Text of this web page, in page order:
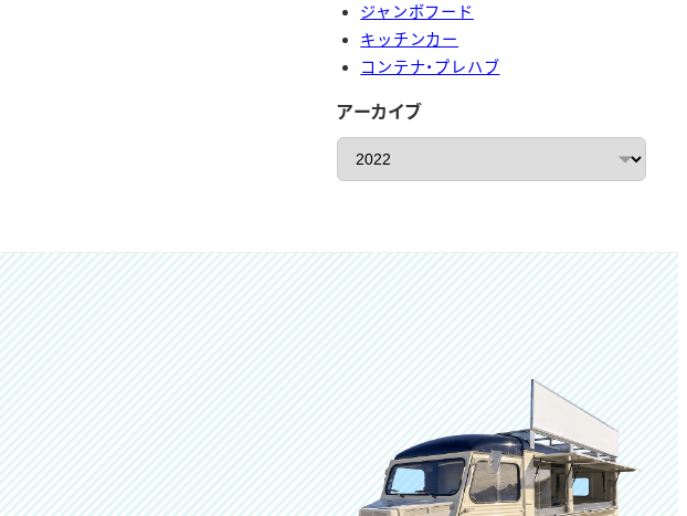
ジャンボフード
キッチンカー
コンテナ・プレハブ
アーカイブ
ー
ブ